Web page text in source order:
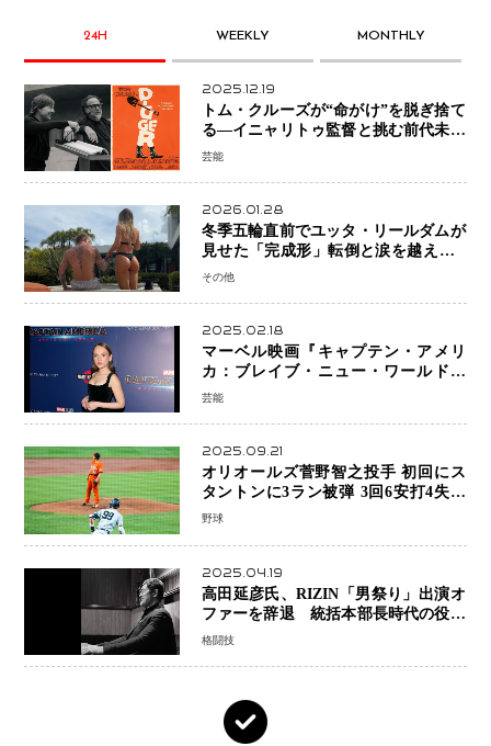
24H WEEKLY MONTHLY
2025.12.19
トム・クルーズが“命がけ”を脱ぎ捨て
る―イニャリトゥ監督と挑む前代未聞
の大惨事コメディ「DIGGER ディガ
芸能
2026.01.28
冬季五輪直前でユッタ・リールダムが
見せた「完成形」転倒と涙を越えて─
ミラノで金を狙うオランダ女王の現在
その他
2025.02.18
マーベル映画『キャプテン・アメリ
カ：ブレイブ・ニュー・ワールド』
新ブラック・ウィドウ役のシラ・ハー
芸能
2025.09.21
オリオールズ菅野智之投手 初回にス
タントンに3ラン被弾 3回6安打4失点
で降板
野球
2025.04.19
高田延彦氏、RIZIN「男祭り」出演オ
ファーを辞退 統括本部長時代の役目
「すでに終えています」と明言
格闘技